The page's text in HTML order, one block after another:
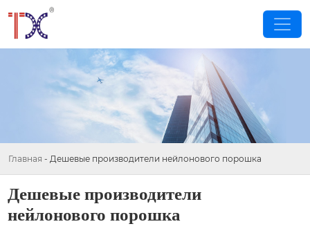
Главная - Дешевые производители нейлонового порошка
Дешевые производители
нейлонового порошка